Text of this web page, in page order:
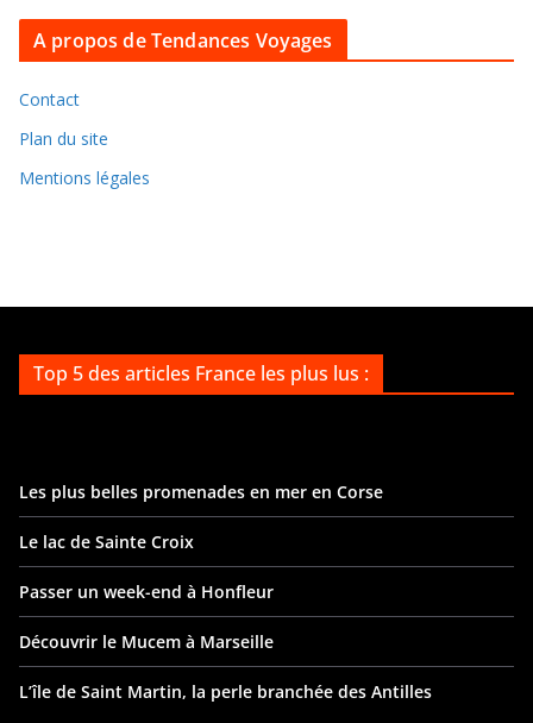
i
v
e
A propos de Tendances Voyages
Contact
Plan du site
Mentions légales
Top 5 des articles France les plus lus :
Les plus belles promenades en mer en Corse
Le lac de Sainte Croix
Passer un week-end à Honfleur
Découvrir le Mucem à Marseille
L’île de Saint Martin, la perle branchée des Antilles